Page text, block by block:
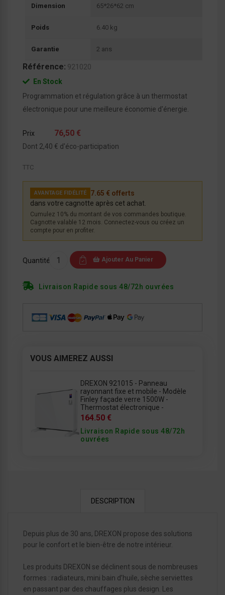
Dimension 65*26*62 cm
Poids 6.40 kg
Garantie 2 ans
Référence: 921020
En Stock
Programmation et régulation grâce à un thermostat
électronique pour une meilleure économie d'énergie.
Prix 76,50 €
Dont 2,40 € d'éco-participation
TTC
AVANTAGE FIDÉLITÉ
7.65 € offerts
dans votre cagnotte après cet achat.
Cumulez 10% du montant de vos commandes boutique.
Cagnotte valable 12 mois. Connectez-vous ou créez un
compte pour en profiter.
Quantité Ajouter Au Panier
Livraison Rapide sous 48/72h ouvrées
VOUS AIMEREZ AUSSI
DREXON 921015 - Panneau
rayonnant fixe et mobile - Modèle
Finley façade verre 1500W -
Thermostat électronique -
164.50 €
Livraison Rapide sous 48/72h
ouvrées
DESCRIPTION
Depuis plus de 30 ans, DREXON propose des solutions
pour le confort et le bien-être de notre intérieur.
Les produits DREXON se déclinent sous de nombreuses
formes : radiateurs, mini bain d’huile, sèche serviettes
en passant par des chauffages plus design. Les